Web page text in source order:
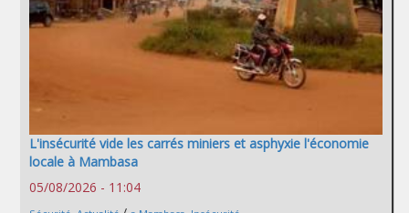
L'insécurité vide les carrés miniers et asphyxie l'économie
locale à Mambasa
05/08/2026 - 11:04